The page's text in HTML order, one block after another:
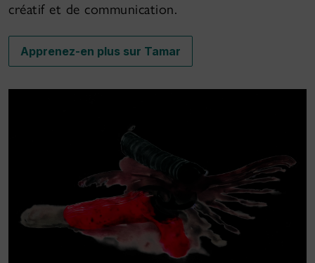
créatif et de communication.
Apprenez-en plus sur Tamar